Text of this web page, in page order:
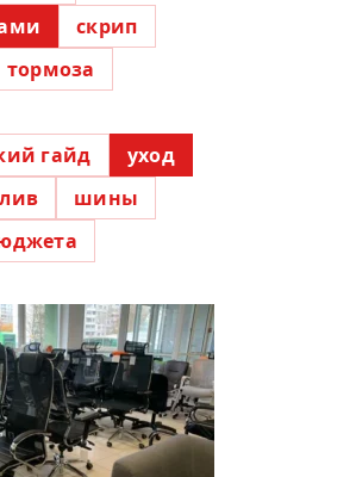
скрип
тормоза
гайд
уход
шины